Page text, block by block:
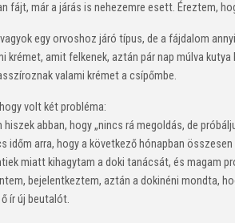
fájt, már a járás is nehezemre esett. Éreztem,
vagyok egy orvoshoz járó típus, de a fájdalom
krémet, amit felkenek, aztán pár nap múlva
valami krémet a csípőmbe.
volt két probléma:
hiszek abban, hogy „nincs rá megoldás, de
időm arra, hogy a következő hónapban
miatt kihagytam a doki tanácsát, és magam
bejelentkeztem, aztán a dokinéni mondta,
ír új beutalót.